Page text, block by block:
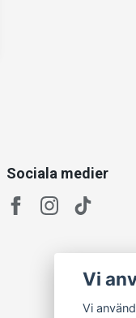
Sociala medier
Vi
Vi